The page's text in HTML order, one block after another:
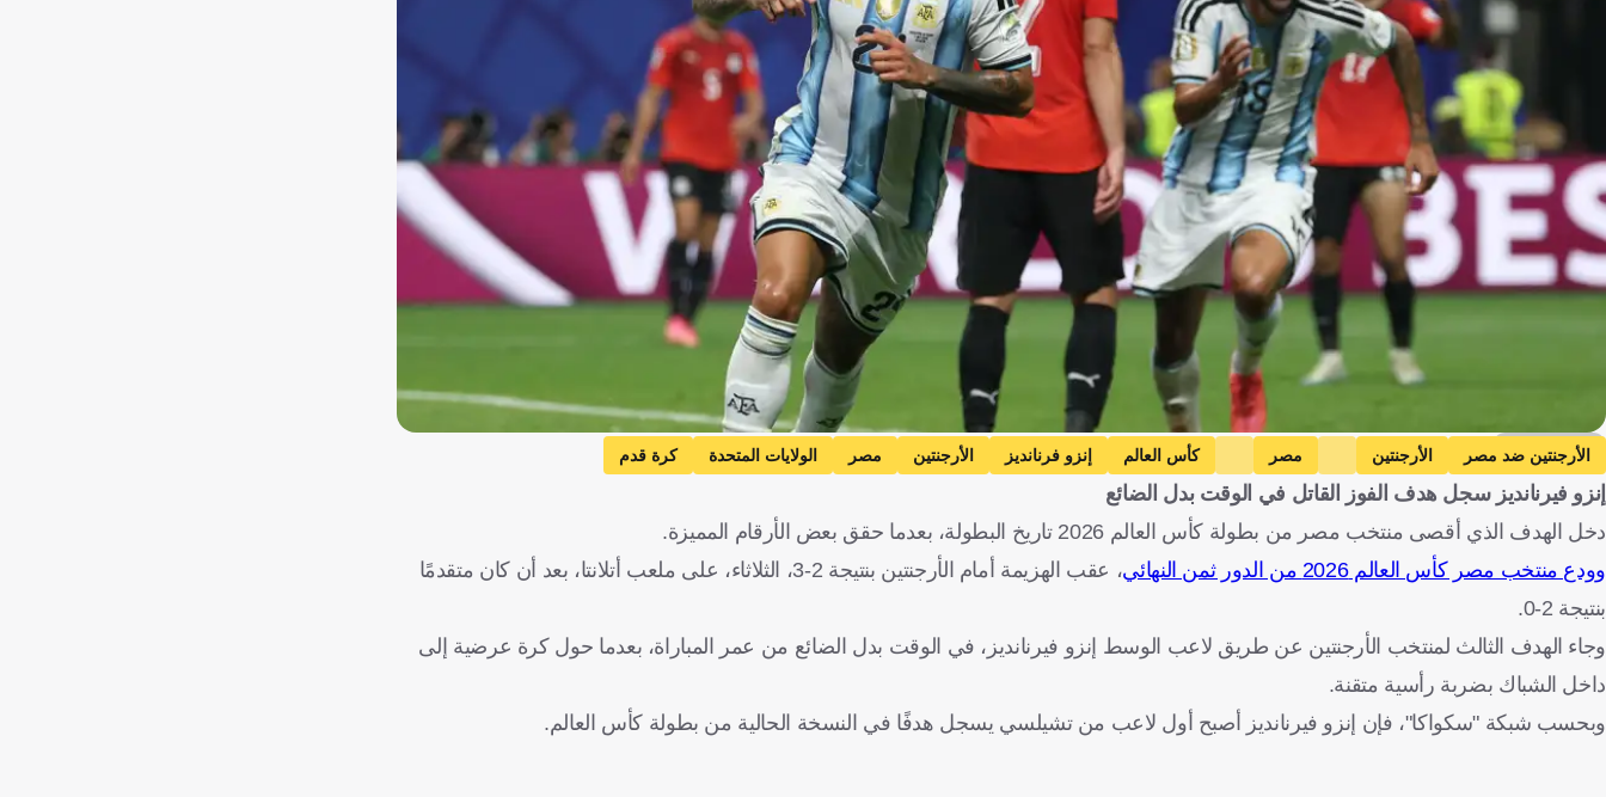
Getty Images
الأرجنتين ضد مصر الأرجنتين مصر كأس العالم إنزو فرنانديز الأرجنتين مصر الولايات المتحدة كرة قدم
إنزو فيرنانديز سجل هدف الفوز القاتل في الوقت بدل الضائع
دخل الهدف الذي أقصى منتخب مصر من بطولة كأس العالم 2026 تاريخ البطولة، بعدما حقق بعض الأرقام المميزة.
وودع منتخب مصر كأس العالم 2026 من الدور ثمن النهائي
، عقب الهزيمة أمام الأرجنتين بنتيجة 2-3، الثلاثاء، على ملعب أتلانتا، بعد أن كان متقدمًا
بنتيجة 2-0.
وجاء الهدف الثالث لمنتخب الأرجنتين عن طريق لاعب الوسط إنزو فيرنانديز، في الوقت بدل الضائع من عمر المباراة، بعدما حول كرة عرضية إلى
داخل الشباك بضربة رأسية متقنة.
وبحسب شبكة "سكواكا"، فإن إنزو فيرنانديز أصبح أول لاعب من تشيلسي يسجل هدفًا في النسخة الحالية من بطولة كأس العالم.